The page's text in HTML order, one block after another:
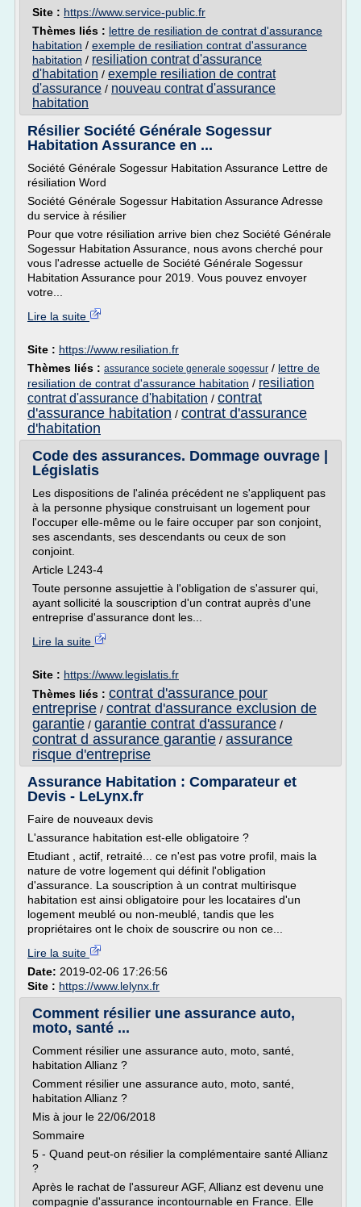
Site : https://www.service-public.fr
Thèmes liés : lettre de resiliation de contrat d'assurance
habitation / exemple de resiliation contrat d'assurance
habitation / resiliation contrat d'assurance
d'habitation / exemple resiliation de contrat
d'assurance / nouveau contrat d'assurance
habitation
Résilier Société Générale Sogessur
Habitation Assurance en ...
Société Générale Sogessur Habitation Assurance Lettre de
résiliation Word
Société Générale Sogessur Habitation Assurance Adresse
du service à résilier
Pour que votre résiliation arrive bien chez Société Générale
Sogessur Habitation Assurance, nous avons cherché pour
vous l'adresse actuelle de Société Générale Sogessur
Habitation Assurance pour 2019. Vous pouvez envoyer
votre...
Lire la suite
Site : https://www.resiliation.fr
Thèmes liés : assurance societe generale sogessur / lettre de
resiliation de contrat d'assurance habitation / resiliation
contrat d'assurance d'habitation / contrat
d'assurance habitation / contrat d'assurance
d'habitation
Code des assurances. Dommage ouvrage |
Législatis
Les dispositions de l'alinéa précédent ne s'appliquent pas
à la personne physique construisant un logement pour
l'occuper elle-même ou le faire occuper par son conjoint,
ses ascendants, ses descendants ou ceux de son
conjoint.
Article L243-4
Toute personne assujettie à l'obligation de s'assurer qui,
ayant sollicité la souscription d'un contrat auprès d'une
entreprise d'assurance dont les...
Lire la suite
Site : https://www.legislatis.fr
Thèmes liés : contrat d'assurance pour
entreprise / contrat d'assurance exclusion de
garantie / garantie contrat d'assurance /
contrat d assurance garantie / assurance
risque d'entreprise
Assurance Habitation : Comparateur et
Devis - LeLynx.fr
Faire de nouveaux devis
L'assurance habitation est-elle obligatoire ?
Etudiant , actif, retraité... ce n'est pas votre profil, mais la
nature de votre logement qui définit l'obligation
d'assurance. La souscription à un contrat multirisque
habitation est ainsi obligatoire pour les locataires d'un
logement meublé ou non-meublé, tandis que les
propriétaires ont le choix de souscrire ou non ce...
Lire la suite
Date: 2019-02-06 17:26:56
Site : https://www.lelynx.fr
Comment résilier une assurance auto,
moto, santé ...
Comment résilier une assurance auto, moto, santé,
habitation Allianz ?
Comment résilier une assurance auto, moto, santé,
habitation Allianz ?
Mis à jour le 22/06/2018
Sommaire
5 - Quand peut-on résilier la complémentaire santé Allianz
?
Après le rachat de l'assureur AGF, Allianz est devenu une
compagnie d'assurance incontournable en France. Elle